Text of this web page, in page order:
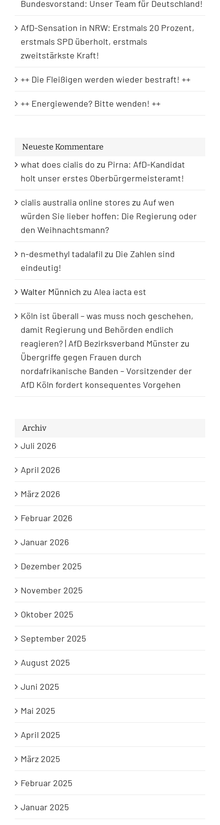
Bundesvorstand: Unser Team für Deutschland!
AfD-Sensation in NRW: Erstmals 20 Prozent,
erstmals SPD überholt, erstmals
zweitstärkste Kraft!
++ Die Fleißigen werden wieder bestraft! ++
++ Energiewende? Bitte wenden! ++
Neueste Kommentare
what does cialis do zu Pirna: AfD-Kandidat
holt unser erstes Oberbürgermeisteramt!
cialis australia online stores zu Auf wen
würden Sie lieber hoffen: Die Regierung oder
den Weihnachtsmann?
n-desmethyl tadalafil zu Die Zahlen sind
eindeutig!
Walter Münnich zu Alea iacta est
Köln ist überall – was muss noch geschehen,
damit Regierung und Behörden endlich
reagieren? | AfD Bezirksverband Münsterzu
Übergriffe gegen Frauen durch
nordafrikanische Banden – Vorsitzender der
AfD Köln fordert konsequentes Vorgehen
Archiv
Juli 2026
April 2026
März 2026
Februar 2026
Januar 2026
Dezember 2025
November 2025
Oktober 2025
September 2025
August 2025
Juni 2025
Mai 2025
April 2025
März 2025
Februar 2025
Januar 2025